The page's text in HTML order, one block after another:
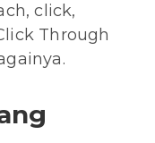
click,
Through